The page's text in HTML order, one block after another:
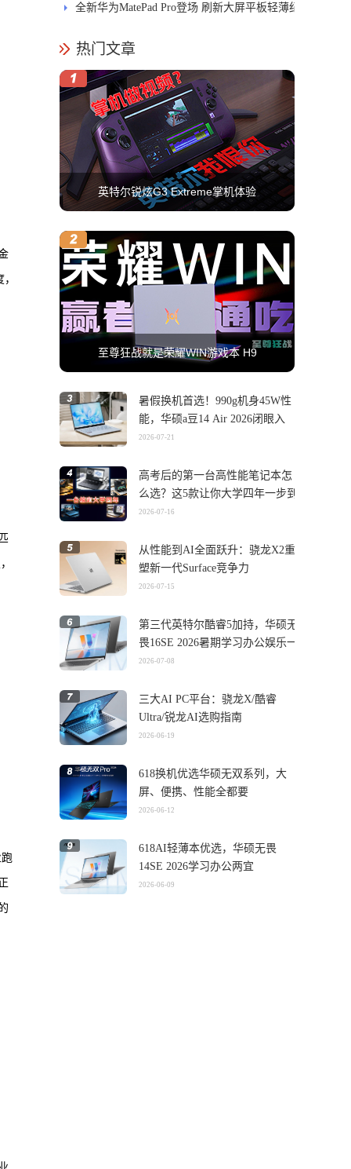
释
全新华为MatePad Pro登场 刷新大屏平板轻薄纪
热门文章
英特尔锐炫G3 Extreme掌机体验
至尊狂战就是荣耀WIN游戏本 H9
暑假换机首选！990g机身45W性
能，华硕a豆14 Air 2026闭眼入
2026-07-21
高考后的第一台高性能笔记本怎
么选？这5款让你大学四年一步到
位
2026-07-16
从性能到AI全面跃升：骁龙X2重
塑新一代Surface竞争力
2026-07-15
第三代英特尔酷睿5加持，华硕无
畏16SE 2026暑期学习办公娱乐一
机搞定
2026-07-08
三大AI PC平台：骁龙X/酷睿
Ultra/锐龙AI选购指南
2026-06-19
618换机优选华硕无双系列，大
屏、便携、性能全都要
2026-06-12
618AI轻薄本优选，华硕无畏
14SE 2026学习办公两宜
2026-06-09